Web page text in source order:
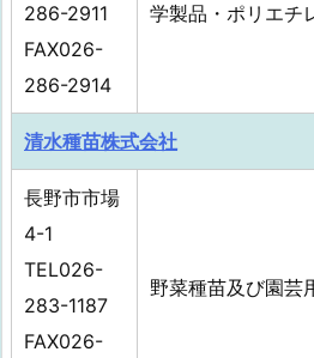
286-2911
FAX026-
286-2914
学製品・ポリエチ
清水種苗株式会社
長野市市場
4-1
TEL026-
283-1187
FAX026-
野菜種苗及び園芸